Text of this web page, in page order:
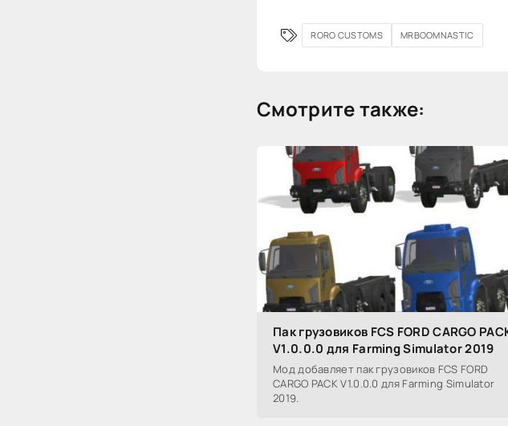
RORO CUSTOMS MRBOOMNASTIC
Смотрите также:
Пак грузовиков FCS FORD CARGO
V1.0.0.0 для Farming Simulator 2019
Мод добавляет пак грузовиков FCS FORD
CARGO PACK V1.0.0.0 для Farming Simulator
2019.